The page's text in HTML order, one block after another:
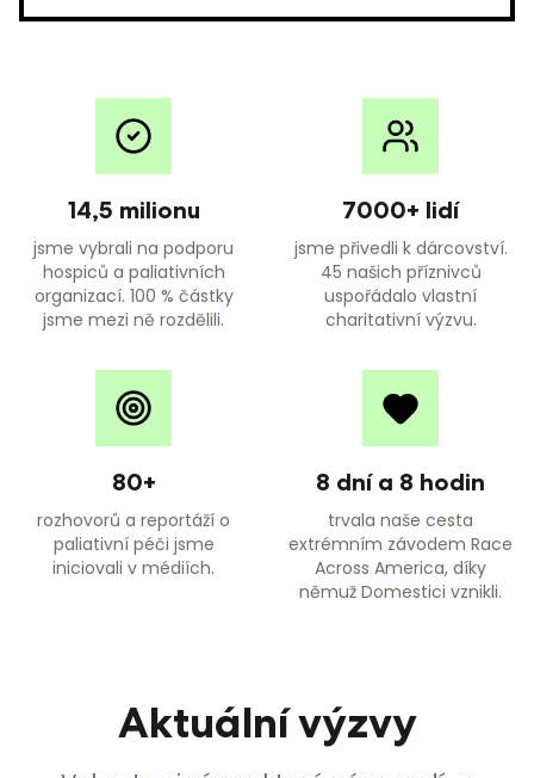
14,5 milionu
jsme vybrali na podporu
hospiců a paliativních
organizací. 100 % částky
jsme mezi ně rozdělili.
7000+ lidí
jsme přivedli k dárcovství.
45 našich příznivců
uspořádalo vlastní
charitativní výzvu.
80+
rozhovorů a reportáží o
paliativní péči jsme
iniciovali v médiích.
8 dní a 8 hodin
trvala naše cesta
extrémním závodem Race
Across America, díky
němuž Domestici vznikli.
Aktuální výzvy